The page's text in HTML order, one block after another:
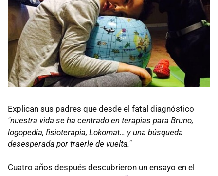
Explican sus padres que desde el fatal diagnóstico
"nuestra vida se ha centrado en terapias para Bruno,
logopedia, fisioterapia, Lokomat… y una búsqueda
desesperada por traerle de vuelta."
Cuatro años después descubrieron un ensayo en el